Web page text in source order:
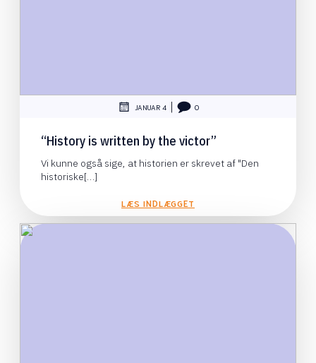
JANUAR 4 0
“History is written by the victor”
Vi kunne også sige, at historien er skrevet af "Den
historiske[…]
LÆS INDLÆGGET